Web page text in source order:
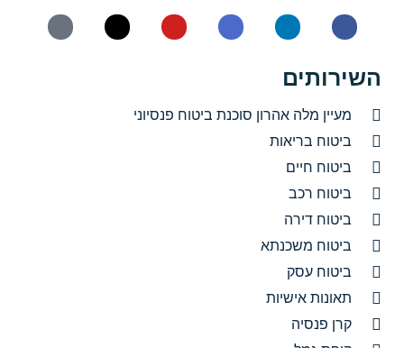
השירותים
מעיין מלה אהרון סוכנת ביטוח פנסיוני
ביטוח בריאות
ביטוח חיים
ביטוח רכב
ביטוח דירה
ביטוח משכנתא
ביטוח עסק
תאונות אישיות
קרן פנסיה